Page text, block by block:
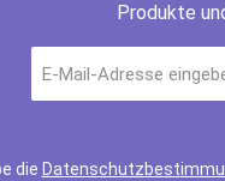
Produkte
Mail-
die